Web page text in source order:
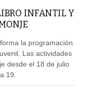
INFANTIL Y
la programación
Las actividades
desde el 18 de julio
19.